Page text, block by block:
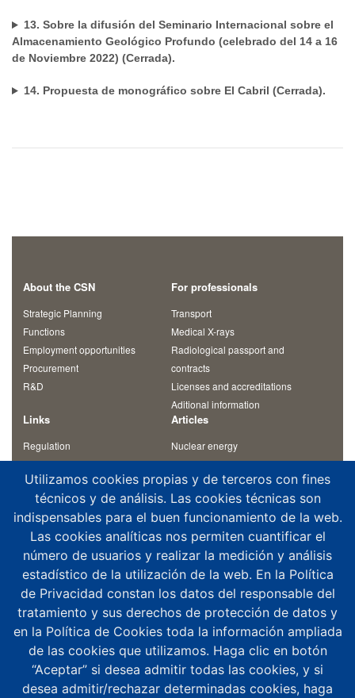
13. Sobre la difusión del Seminario Internacional sobre el
Almacenamiento Geológico Profundo (celebrado del 14 a 16
de Noviembre 2022) (Cerrada).
14. Propuesta de monográfico sobre El Cabril (Cerrada).
About the CSN
Strategic Planning
Functions
Employment opportunities
Procurement
R&D
For professionals
Transport
Medical X-rays
Radiological passport and
contracts
Licenses and accreditations
Aditional information
Links
Regulation
Commentaries on regulation
Inspection reports
Course materials
International conventions
Articles
Nuclear energy
Radiation
Radioactive waste
Nuclear fuel and its cycle
Other articles
Contact us
Suggestion box
Violation reports and notifications
Glossary
¿Where to find us?
Legal notice
Utilizamos cookies propias y de terceros con fines
técnicos y de análisis. Las cookies técnicas son
indispensables para el buen funcionamiento de la web.
Las cookies analíticas nos permiten cuantificar el
número de usuarios y realizar la medición y análisis
estadístico de la utilización de la web. En la Política
de Privacidad constan los datos del responsable del
tratamiento y sus derechos de protección de datos y
en la Política de Cookies toda la información ampliada
de las cookies que utilizamos. Haga clic en botón
“Aceptar” si desea admitir todas las cookies, y si
desea admitir/rechazar determinadas cookies, haga